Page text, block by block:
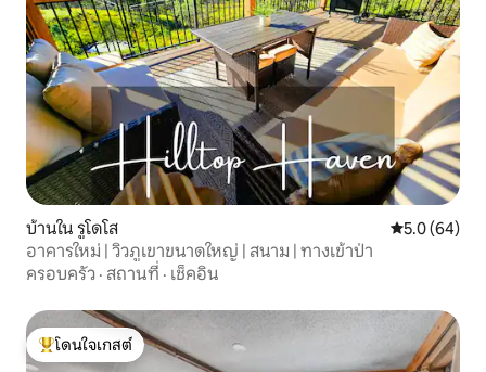
บ้านใน รูโดโส คะแนนเฉลี่ย
5.0 (64)
อาคารใหม่ | วิวภูเขาขนาดใหญ่ | สนาม | ทางเข้าป่า
ครอบครัว · สถานที่ · เช็คอิน
โดนใจเกสต์ที่สุด
โดนใจเกสต์